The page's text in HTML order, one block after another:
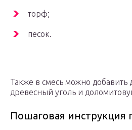
торф;
песок.
Также в смесь можно добавить
древесный уголь и
Пошаговая инструкция